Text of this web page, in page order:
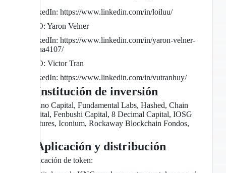
LinkedIn: https://www.linkedin.com/in/loiluu/
CTO: Yaron Velner
LinkedIn: https://www.linkedin.com/in/yaron-velner-
7a8aa4107/
CEO: Victor Tran
LinkedIn: https://www.linkedin.com/in/vutranhuy/
3. Institución de inversión
Amino Capital, Fundamental Labs, Hashed, Chain
Capital, Fenbushi Capital, 8 Decimal Capital, IOSG
Ventures, Iconium, Rockaway Blockchain Fondos,
4. Aplicación y distribución
Aplicación de token: